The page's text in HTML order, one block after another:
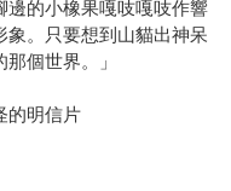
邊的小橡果嘎吱嘎吱作響
。只要想到山貓出神呆
個世界。」
的明信片